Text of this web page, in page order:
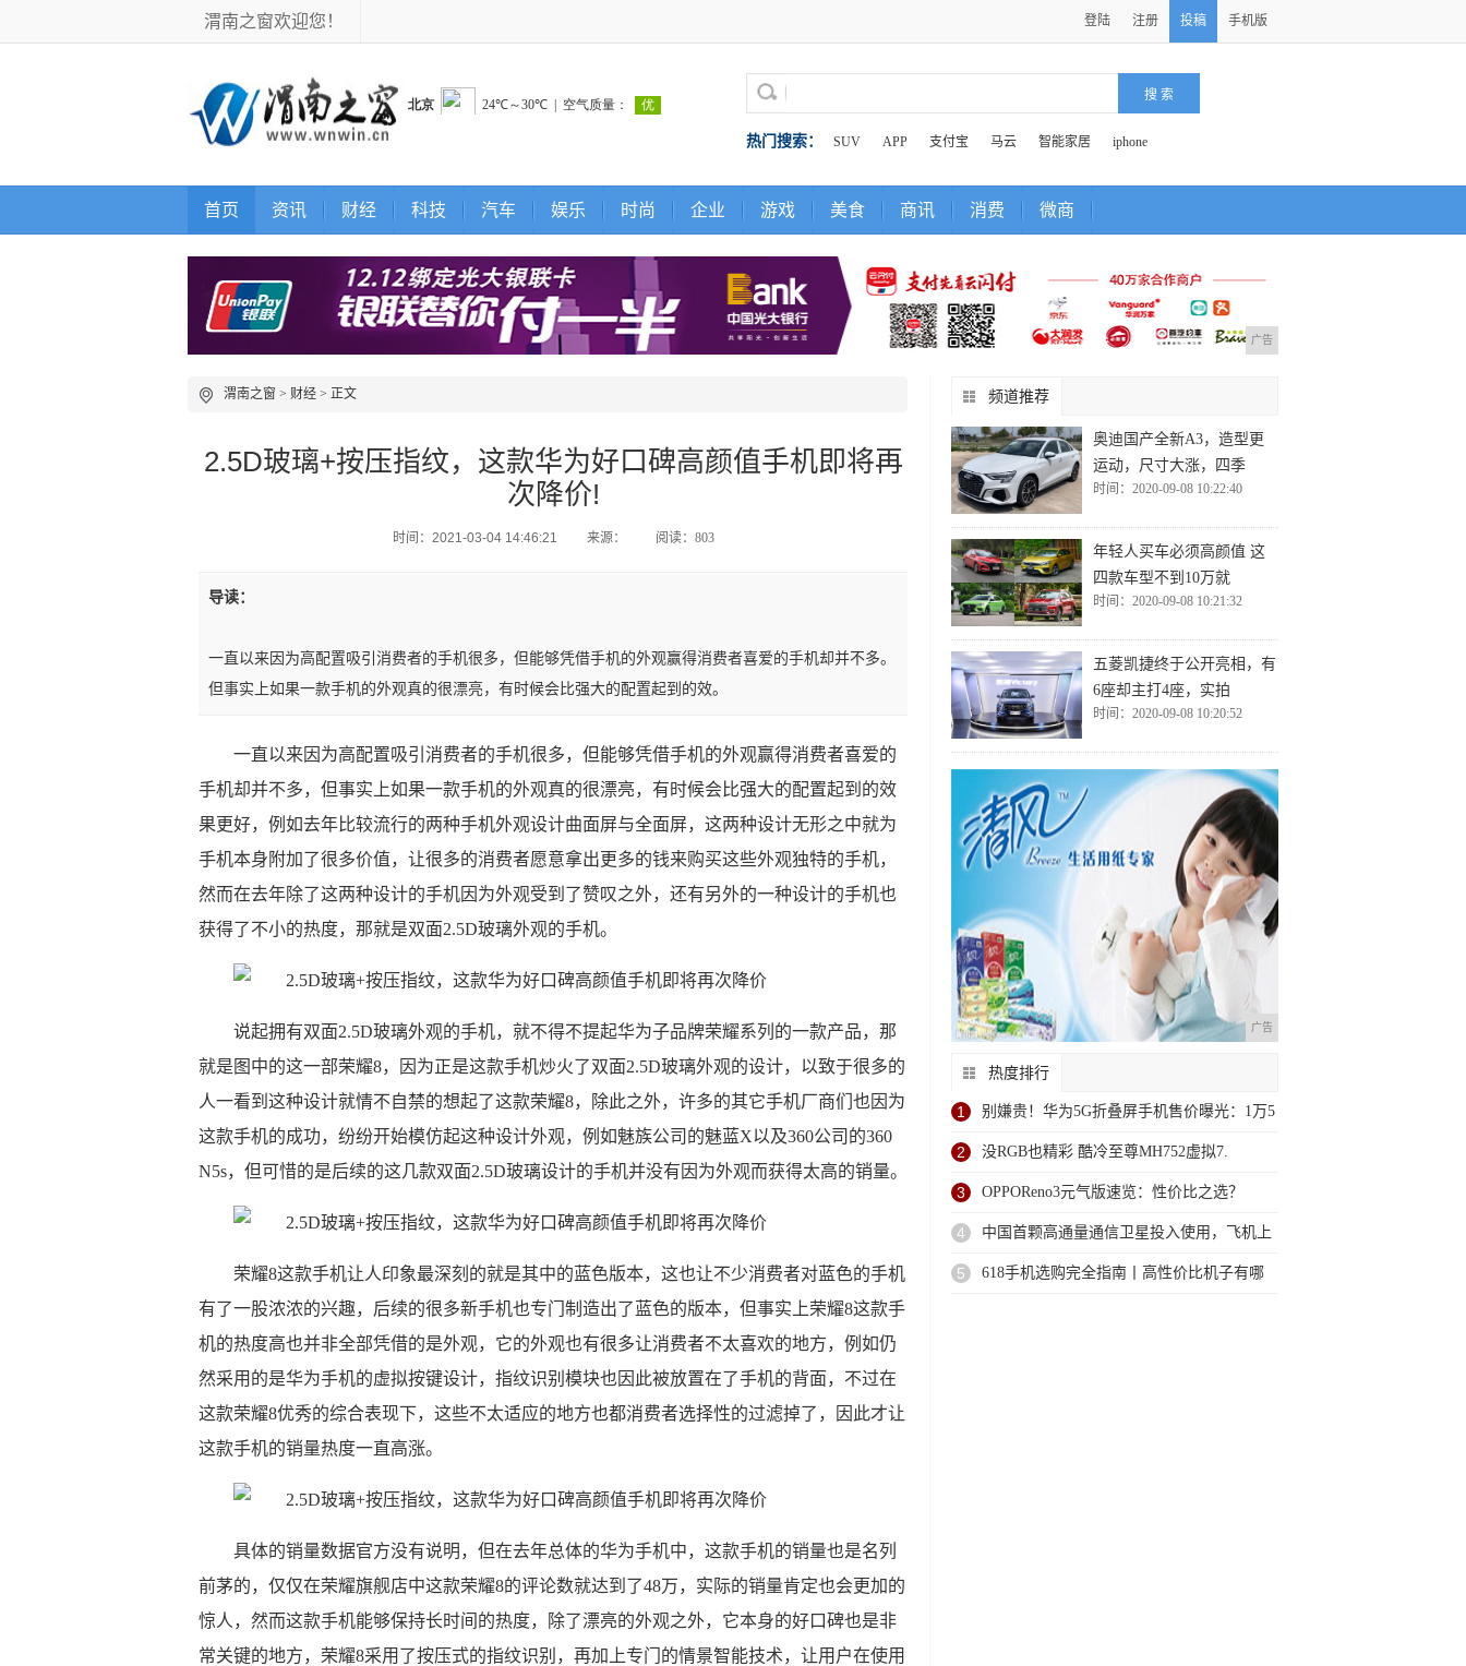
渭南之窗欢迎您！ 登陆 注册 投稿 手机版
热门搜索： SUV APP 支付宝 马云 智能家居 iphone
首页 资讯 财经 科技 汽车 娱乐 时尚 企业 游戏 美食 商讯 消费 微商
广告
渭南之窗 > 财经 > 正文
2.5D玻璃+按压指纹，这款华为好口碑高颜值手机即将再
次降价!
时间：2021-03-04 14:46:21 来源： 阅读：803
导读：
一直以来因为高配置吸引消费者的手机很多，但能够凭借手机的外观赢得消费者喜爱的手机却并不多。
但事实上如果一款手机的外观真的很漂亮，有时候会比强大的配置起到的效。
一直以来因为高配置吸引消费者的手机很多，但能够凭借手机的外观赢得消费者喜爱的
手机却并不多，但事实上如果一款手机的外观真的很漂亮，有时候会比强大的配置起到的效
果更好，例如去年比较流行的两种手机外观设计曲面屏与全面屏， 这两种设计无形之中就为
手机本身附加了很多价值，让很多的消费者愿意拿出更多的钱来购买这些外观独特的手机，
然而在去年除了这两种设计的手机因为外观受到了赞叹之外，还有另外的一种设计的手机也
获得了不小的热度，那就是双面2.5D玻璃外观的手机。
说起拥有双面2.5D玻璃外观的手机，就不得不提起华为子品牌荣耀系列的一款产品，那
就是图中的这一部荣耀8，因为正是这款手机炒火了双面2.5D玻璃外观的设计，以致于很多的
人一看到这种设计就情不自禁的想起了这款荣耀8，除此之外， 许多的其它手机厂商们也因为
这款手机的成功，纷纷开始模仿起这种设计外观，例如魅族公司的魅蓝X以及360公司的360
N5s，但可惜的是后续的这几款双面2.5D玻璃设计的手机并没有因为外观而获得太高的销量。
荣耀8这款手机让人印象最深刻的就是其中的蓝色版本，这也让不少消费者对蓝色的手机
有了一股浓浓的兴趣，后续的很多新手机也专门制造出了蓝色的版本，但事实上荣耀8这款手
机的热度高也并非全部凭借的是外观，它的外观也有很多让消费者不太喜欢的地方， 例如仍
然采用的是华为手机的虚拟按键设计，指纹识别模块也因此被放置在了手机的背面，不过在
这款荣耀8优秀的综合表现下，这些不太适应的地方也都消费者选择性的过滤掉了，因此才让
这款手机的销量热度一直高涨。
具体的销量数据官方没有说明，但在去年总体的华为手机中，这款手机的销量也是名列
前茅的，仅仅在荣耀旗舰店中这款荣耀8的评论数就达到了48万，实际的销量肯定也会更加的
惊人，然而这款手机能够保持长时间的热度，除了漂亮的外观之外，它本身的好口碑也是非
常关键的地方， 荣耀8采用了按压式的指纹识别，再加上专门的情景智能技术，让用户在使用
频道推荐
奥迪国产全新A3，造型更
运动，尺寸大涨，四季
时间：2020-09-08 10:22:40
年轻人买车必须高颜值 这
四款车型不到10万就
时间：2020-09-08 10:21:32
五菱凯捷终于公开亮相，有
6座却主打4座，实拍
时间：2020-09-08 10:20:52
广告
热度排行
1 别嫌贵！华为5G折叠屏手机售价曝光：1万5
2 没RGB也精彩 酷冷至尊MH752虚拟7.
3 OPPOReno3元气版速览：性价比之选？
4 中国首颗高通量通信卫星投入使用，飞机上
玩手
5 618手机选购完全指南丨高性价比机子有哪